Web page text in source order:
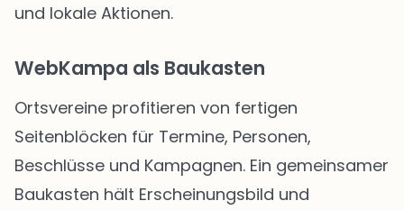
und lokale Aktionen.
WebKampa als Baukasten
Ortsvereine profitieren von fertigen
Seitenblöcken für Termine, Personen,
Beschlüsse und Kampagnen. Ein gemeinsamer
Baukasten hält Erscheinungsbild und